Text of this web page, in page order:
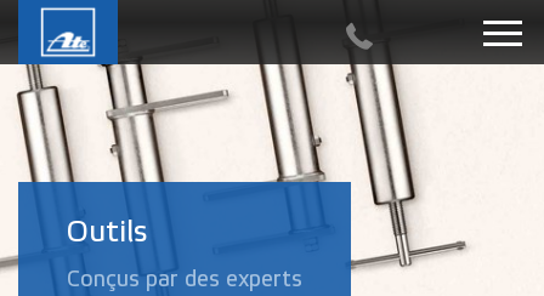
Outils
Conçus par des experts